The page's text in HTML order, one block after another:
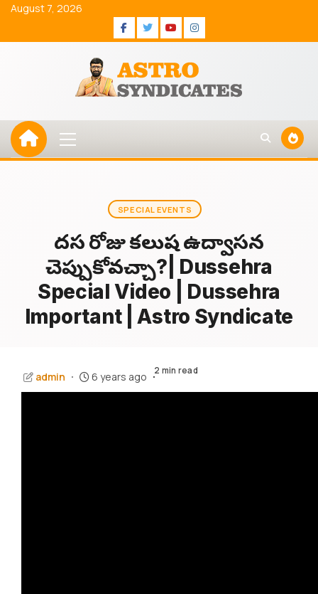
Skip
content
August 7, 2026
Facebook
Twitter
Youtube
Instagram
Menu
SPECIAL EVENTS
దసరా రోజు కలుష ఉద్వాసన
చెప్పుకోవచ్చా?| Dussehra
Special Video | Dussehra
Important | Astro Syndicate
admin 6 years ago 2 min read